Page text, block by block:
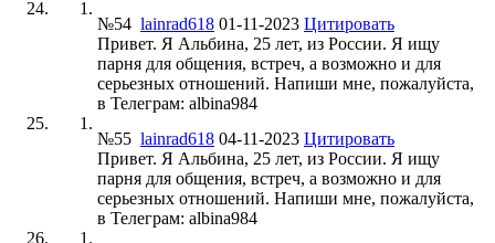
№54 lainrad618 01-11-2023 Цитировать
Привет. Я Альбина, 25 лет, из России. Я ищу
парня для общения, встреч, а возможно и для
серьезных отношений. Напиши мне, пожалуйста,
в Телеграм: albina984
№55 lainrad618 04-11-2023 Цитировать
Привет. Я Альбина, 25 лет, из России. Я ищу
парня для общения, встреч, а возможно и для
серьезных отношений. Напиши мне, пожалуйста,
в Телеграм: albina984